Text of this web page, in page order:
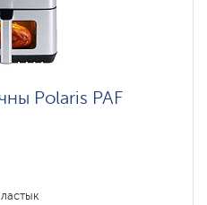
Polaris PAF